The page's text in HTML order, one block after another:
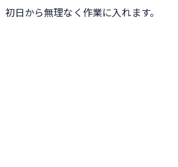
日から無理なく作業に入れます。